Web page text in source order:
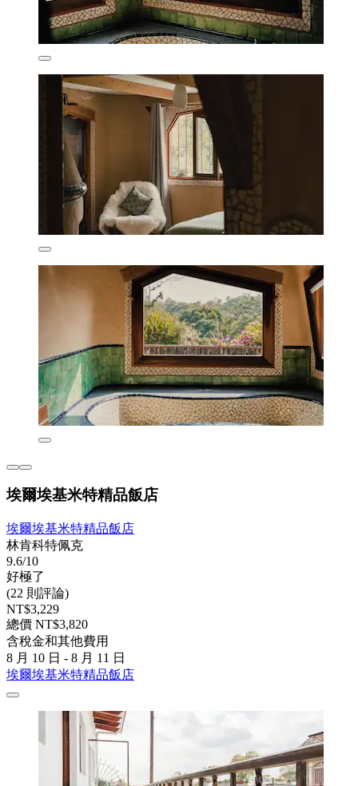
埃爾埃基米特精品飯店
埃爾埃基米特精品飯店
林肯科特佩克
9.6/10
好極了
(22 則評論)
NT$3,229
總價 NT$3,820
含稅金和其他費用
8 月 10 日 - 8 月 11 日
埃爾埃基米特精品飯店